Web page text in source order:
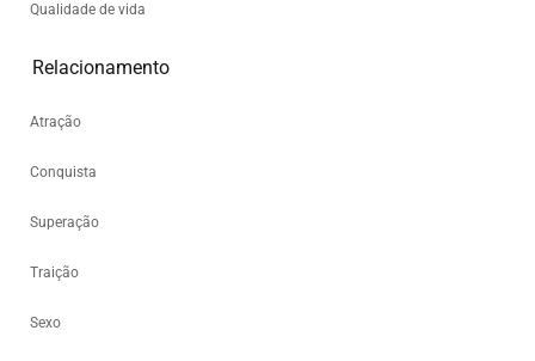
Qualidade de vida
Relacionamento
Atração
Conquista
Superação
Traição
Sexo